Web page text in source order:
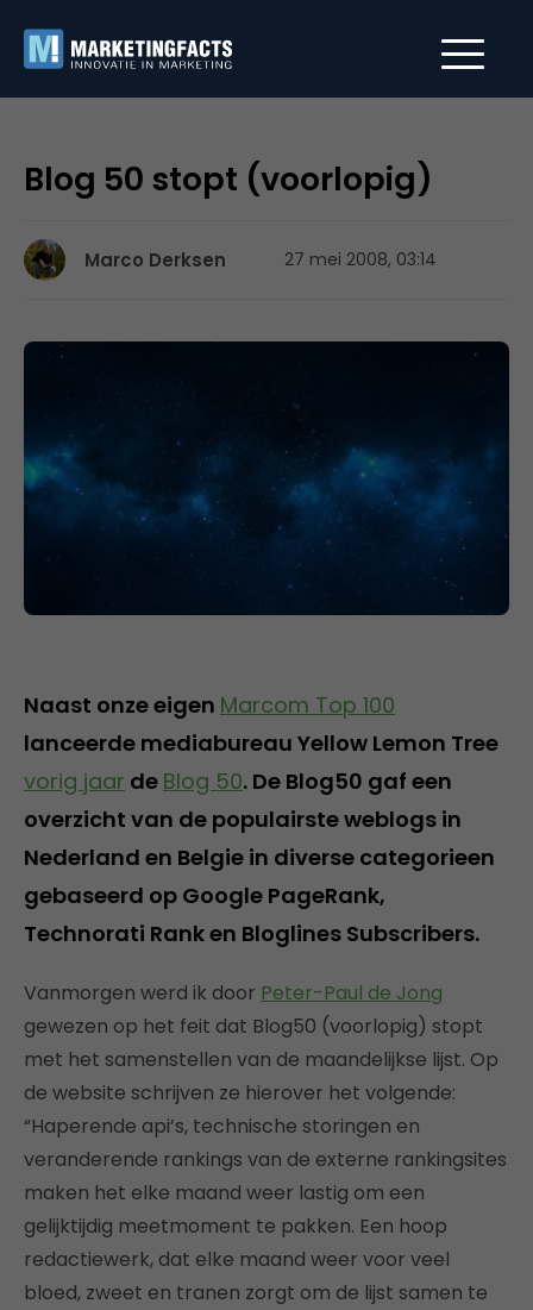
Blog 50 stopt (voorlopig)
Marco Derksen 27 mei 2008, 03:14
Naast onze eigen Marcom Top 100
lanceerde mediabureau Yellow Lemon Tree
vorig jaar de Blog 50. De Blog50 gaf een
overzicht van de populairste weblogs in
Nederland en Belgie in diverse categorieen
gebaseerd op Google PageRank,
Technorati Rank en Bloglines Subscribers.
Vanmorgen werd ik door Peter-Paul de Jong
gewezen op het feit dat Blog50 (voorlopig) stopt
met het samenstellen van de maandelijkse lijst. Op
de website schrijven ze hierover het volgende:
“Haperende api’s, technische storingen en
veranderende rankings van de externe rankingsites
maken het elke maand weer lastig om een
gelijktijdig meetmoment te pakken. Een hoop
redactiewerk, dat elke maand weer voor veel
bloed, zweet en tranen zorgt om de lijst samen te